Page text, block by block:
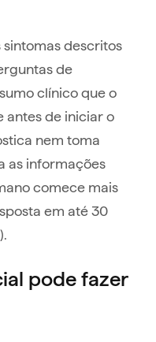
sintomas descritos
de
clínico que o
antes de iniciar o
nem toma
as informações
comece mais
em até 30
).
pode fazer